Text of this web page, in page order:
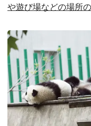
や遊び場などの場所